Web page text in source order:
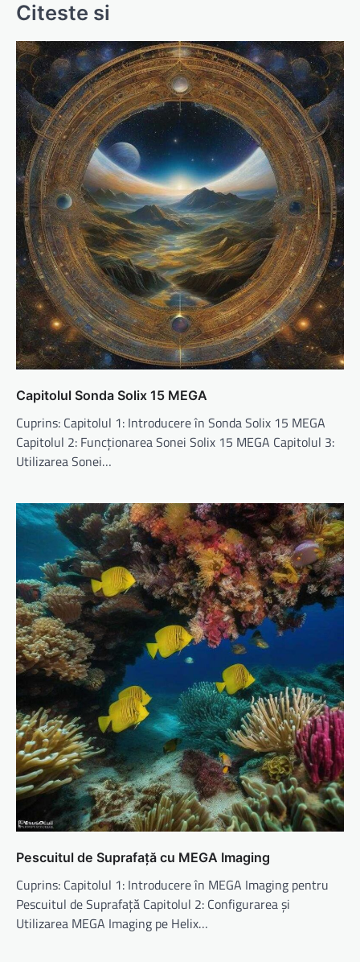
Citeste si
Capitolul Sonda Solix 15 MEGA
Cuprins: Capitolul 1: Introducere în Sonda Solix 15 MEGA
Capitolul 2: Funcționarea Sonei Solix 15 MEGA Capitolul 3:
Utilizarea Sonei…
Pescuitul de Suprafață cu MEGA Imaging
Cuprins: Capitolul 1: Introducere în MEGA Imaging pentru
Pescuitul de Suprafață Capitolul 2: Configurarea și
Utilizarea MEGA Imaging pe Helix…